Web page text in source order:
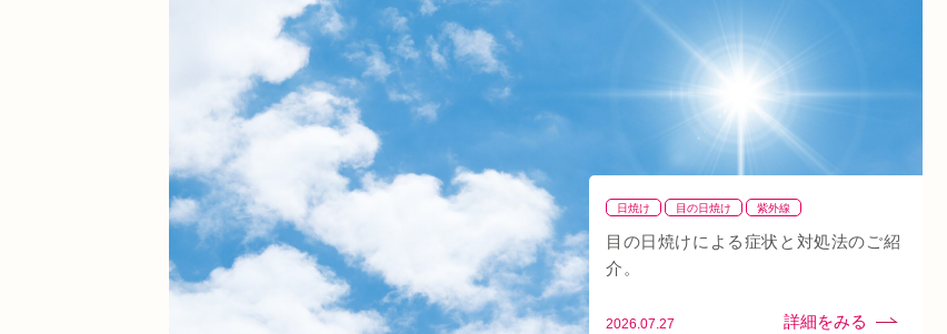
夏バテ 寺田町 オープン 冬バテ
ファスティング 紫外線 筋緊張 ばね指
乾燥肌
日焼け 地下街 本町 阪急桂駅 天満橋
頸椎椎間板ヘルニア
好転反応 脱水症状 反り腰 なんばウォーク
イオンタウン小阪
今里
クリスタ長堀 駅構内 八戸ノ里駅 呼吸 玉造 春バテ
日焼け 目の日焼け 紫外線
目の日焼けによる症状と対処法のご紹
介。
2026.07.27